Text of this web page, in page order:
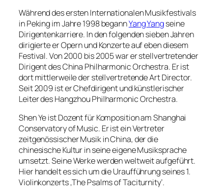
Während des ersten Internationalen Musikfestivals
in Peking im Jahre 1998 begannYang Yangseine
Dirigentenkarriere. In den folgenden sieben Jahren
dirigierte er Opern und Konzerte auf eben diesem
Festival. Von 2000 bis 2005 war er stellvertretender
Dirigent des China Philharmonic Orchestra. Er ist
dort mittlerweile der stellvertretende Art Director.
Seit 2009 ist er Chefdirigent und künstlerischer
Leiter des Hangzhou Philharmonic Orchestra.
Shen Ye ist Dozent für Komposition am Shanghai
Conservatory of Music. Er ist ein Vertreter
zeitgenössischer Musik in China, der die
chinesische Kultur in seine eigene Musiksprache
umsetzt. Seine Werke werden weltweit aufgeführt.
Hier handelt es sich um die Uraufführung seines 1.
Violinkonzerts ‚The Psalms of Taciturnity‘.